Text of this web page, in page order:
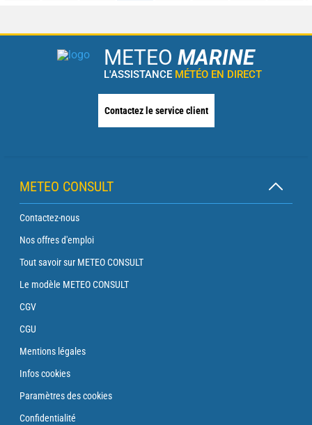
METEO MARINE
L'ASSISTANCE MÉTÉO EN DIRECT
Contactez le service client
METEO CONSULT
Contactez-nous
Nos offres d'emploi
Tout savoir sur METEO CONSULT
Le modèle METEO CONSULT
CGV
CGU
Mentions légales
Infos cookies
Paramètres des cookies
Confidentialité